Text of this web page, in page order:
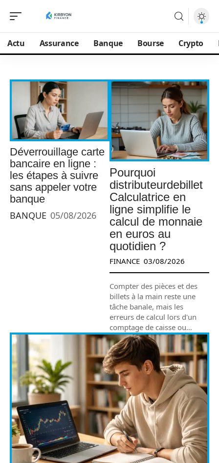
Actu Assurance Banque Bourse Crypto
Déverrouillage carte
bancaire en ligne :
les étapes à suivre
sans appeler votre
banque
BANQUE 05/08/2026
Pourquoi
distributeurdebillet
Calculatrice en
ligne simplifie le
calcul de monnaie
en euros au
quotidien ?
FINANCE 03/08/2026
Compter des pièces et des
billets à la main reste une
tâche banale, mais les
erreurs de calcul lors d'un
comptage de caisse ou…